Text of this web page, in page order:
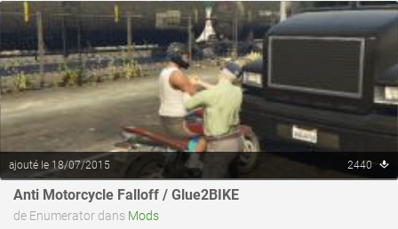
ajouté le 18/07/2015 2440
Anti Motorcycle Falloff / Glue2BIKE
de Enumerator dans Mods